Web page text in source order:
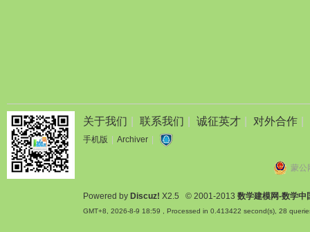
关于我们 联系我们 诚征英才 对外合作
手机版 Archiver
蒙公
Powered by Discuz! X2.5 © 2001-2013 数学建模网-数学中
GMT+8, 2026-8-9 18:59 , Processed in 0.413422 second(s), 28